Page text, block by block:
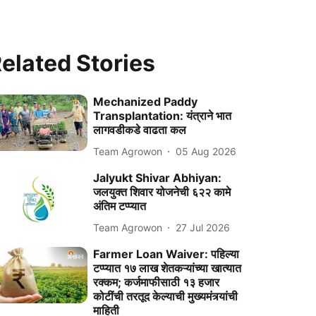
Stories
Mechanized Paddy
Transplantation: यंत्राने भात
लागवडीकडे वाढता कल
Team Agrowon 05 Aug 2026
Jalyukt Shivar Abhiyan:
जलयुक्त शिवार योजनेची ६२२ कामे
अंतिम टप्प्यात
Team Agrowon 27 Jul 2026
Farmer Loan Waiver: पहिल्या
टप्प्यात १७ लाख शेतकऱ्यांच्या खात्यात
रक्कम; कर्जमाफीसाठी १३ हजार
कोटींची तरतूद केल्याची मुख्यमंत्र्यांची
माहिती